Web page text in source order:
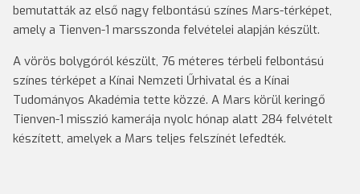
bemutatták az első nagy felbontású színes Mars-térképet,
amely a Tienven-1 marsszonda felvételei alapján készült.
A vörös bolygóról készült, 76 méteres térbeli felbontású
színes térképet a Kínai Nemzeti Űrhivatal és a Kínai
Tudományos Akadémia tette közzé. A Mars körül keringő
Tienven-1 misszió kamerája nyolc hónap alatt 284 felvételt
készített, amelyek a Mars teljes felszínét lefedték.